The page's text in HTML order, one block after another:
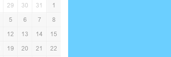
29 30 31
1
5 6 7
8
12 13 14
15
19 20 21 22